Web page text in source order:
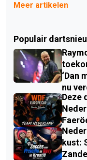
Meer artikelen
Populair
‘Dan
nu
Deze
kust: